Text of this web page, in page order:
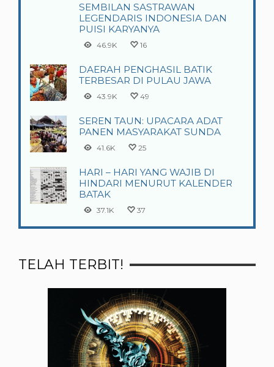
SEMBILAN SASTRAWAN
LEGENDARIS INDONESIA DAN
PUISI KARYANYA
46.9K 16
DAERAH PENGHASIL BATIK
TERBESAR DI PULAU JAWA
43.9K 49
SEREN TAUN: UPACARA ADAT
PANEN MASYARAKAT SUNDA
41.6K 25
HARI – HARI YANG WAJIB DI
HINDARI MENURUT KALENDER
BATAK
37.1K 37
TELAH TERBIT!